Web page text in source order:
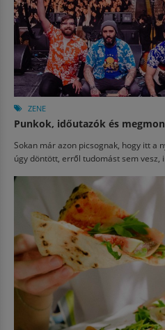
ZENE
Punkok, időutazók és
Sokan már azon picsognak, hogy itt a
úgy döntött, erről tudomást sem vesz,